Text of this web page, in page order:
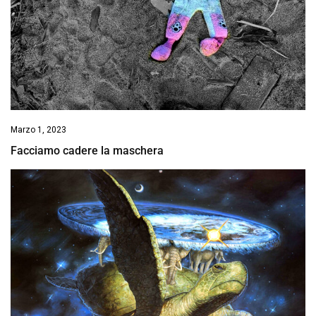
Marzo 1, 2023
Facciamo cadere la maschera